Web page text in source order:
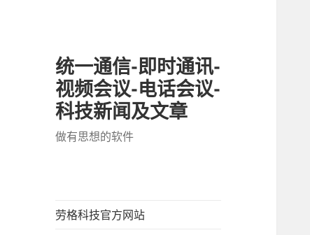
统一通信-即时通讯-
视频会议-电话会议-
科技新闻及文章
做有思想的软件
劳格科技官方网站